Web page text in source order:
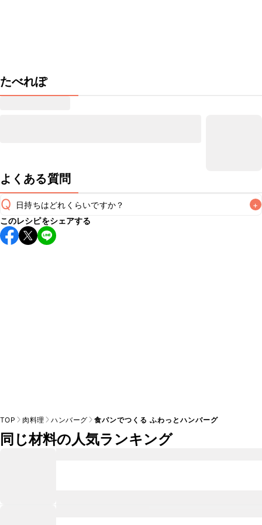
たべれぽ
よくある質問
Q 日持ちはどれくらいですか？ +
保存期間は冷蔵で翌日中が目安です。なるべくお早めにお召
し上がりください。
このレシピをシェアする
TOP 肉料理 ハンバーグ 食パンでつくる ふわっとハンバーグ
同じ材料の人気ランキング